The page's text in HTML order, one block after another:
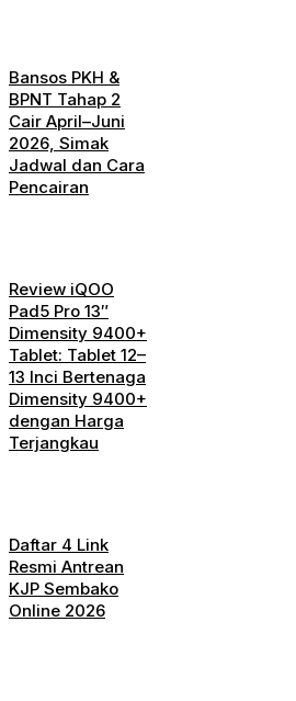
Bansos PKH &
BPNT Tahap 2
Cair April–Juni
2026, Simak
Jadwal dan Cara
Pencairan
Review iQOO
Pad5 Pro 13″
Dimensity 9400+
Tablet: Tablet 12–
13 Inci Bertenaga
Dimensity 9400+
dengan Harga
Terjangkau
Daftar 4 Link
Resmi Antrean
KJP Sembako
Online 2026